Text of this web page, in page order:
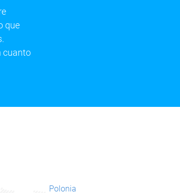
que
cuanto
Polonia